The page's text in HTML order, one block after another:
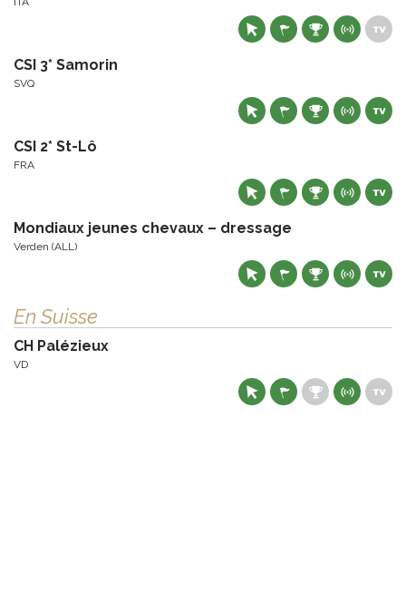
CSI 3* Samorin
SVQ
CSI 2* St-Lô
FRA
Mondiaux jeunes chevaux – dressage
Verden (ALL)
En Suisse
CH Palézieux
VD